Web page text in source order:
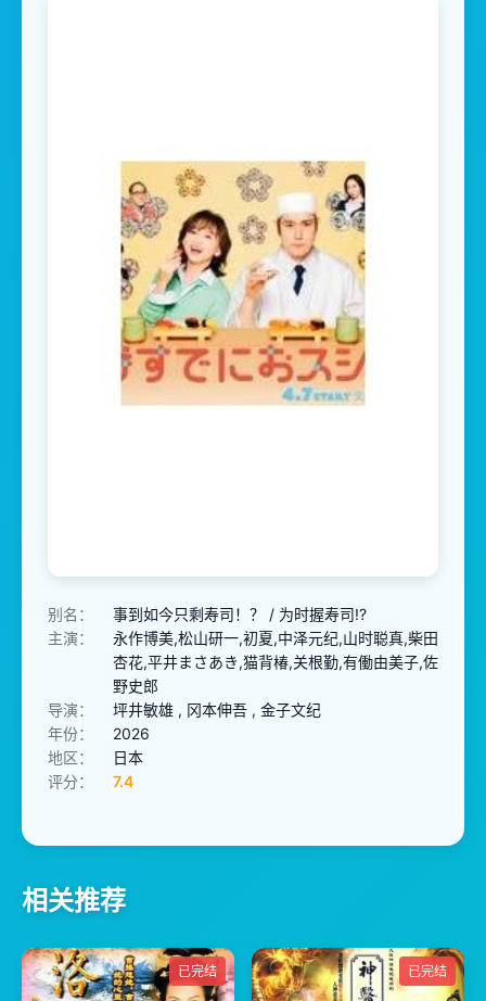
别名：
事到如今只剩寿司！？ / 为时握寿司!?
主演：
永作博美,松山研一,初夏,中泽元纪,山时聪真,柴田
杏花,平井まさあき,猫背椿,关根勤,有働由美子,佐
野史郎
导演：
坪井敏雄 , 冈本伸吾 , 金子文纪
年份：
2026
地区：
日本
评分：
7.4
相关推荐
已完结 已完结